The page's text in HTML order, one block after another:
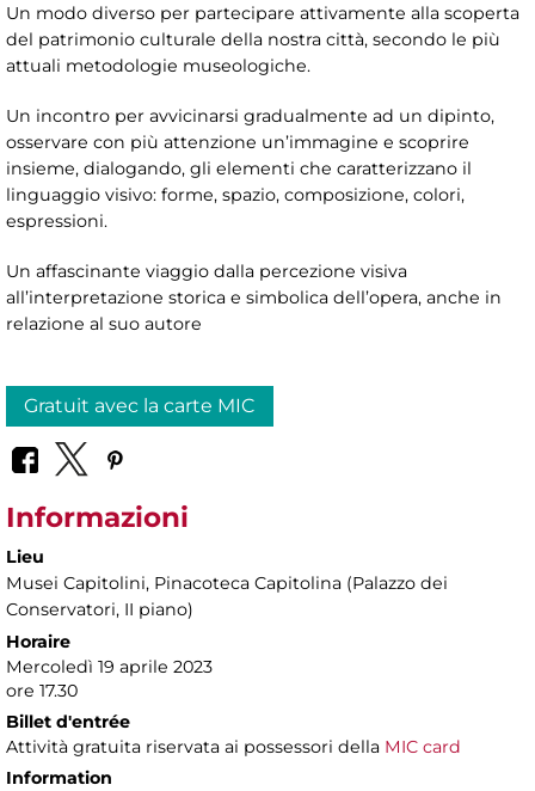
Un modo diverso per partecipare attivamente alla scoperta
del patrimonio culturale della nostra città, secondo le più
attuali metodologie museologiche.
Un incontro per avvicinarsi gradualmente ad un dipinto,
osservare con più attenzione un’immagine e scoprire
insieme, dialogando, gli elementi che caratterizzano il
linguaggio visivo: forme, spazio, composizione, colori,
espressioni.
Un affascinante viaggio dalla percezione visiva
all’interpretazione storica e simbolica dell’opera, anche in
relazione al suo autore
Gratuit avec la carte MIC
Informazioni
Lieu
Musei Capitolini, Pinacoteca Capitolina (Palazzo dei
Conservatori, II piano)
Horaire
Mercoledì 19 aprile 2023
ore 17.30
Billet d'entrée
Attività gratuita riservata ai possessori della MIC card
Information